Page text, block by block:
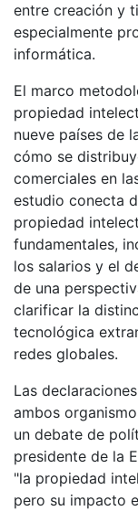
entre creación y
especialmente
informática.
El marco
propiedad
nueve países de
cómo se
comerciales en
estudio conecta
propiedad
fundamentales,
los salarios y el
de una
clarificar la
tecnológica
redes globales.
Las
ambos
un debate de
presidente de la
"la propiedad
pero su impacto